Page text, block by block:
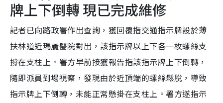
牌上下倒轉 現已完成維修
記者已向路政署作出查詢，獲回覆指交通指示牌設於薄
扶林道近瑪麗醫院對出，該指示牌以上下各一枚螺絲支
撐在支柱上。署方早前接獲報告指該指示牌上下倒轉，
隨即派員到場視察，發現由於近頂端的螺絲鬆脫，導致
指示牌上下倒轉，未能正常懸掛在支柱上。署方遂指示